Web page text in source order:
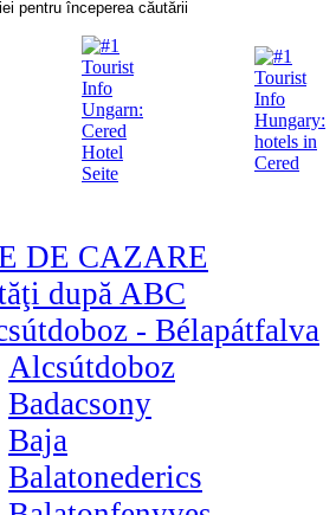
DE CAZARE
după ABC
- Bélapátfalva
Alcsútdoboz
Badacsony
Baja
Balatonederics